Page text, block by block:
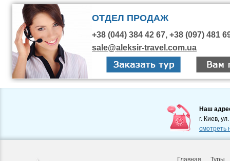
ОТДЕЛ ПРОДАЖ
+38 (044) 384 42 67, +38 (097) 481
sale@aleksir-travel.com.ua
Наш
г. Киев,
смотреть
Главная Туры